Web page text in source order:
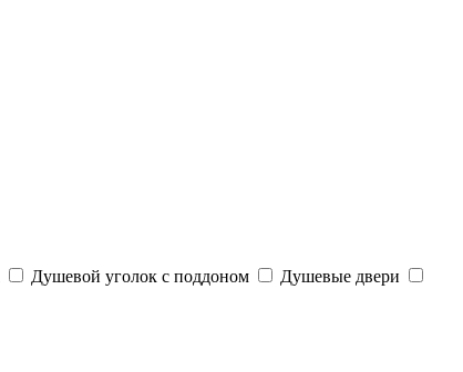
Душевой уголок с поддоном
Душевые двери